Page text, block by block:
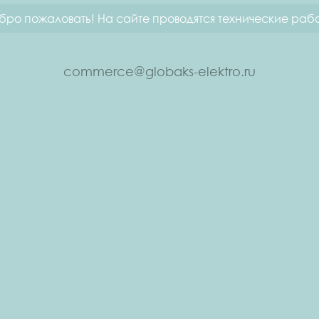
пожаловать! На сайте проводятся технические
commerce@globaks-elektro.ru